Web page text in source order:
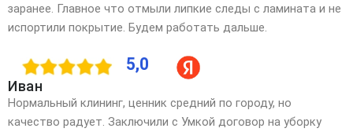
заранее. Главное что отмыли липкие следы с ламината и не
испортили покрытие. Будем работать дальше.
5,0
Иван
Нормальный клининг, ценник средний по городу, но
качество радует. Заключили с Умкой договор на уборку